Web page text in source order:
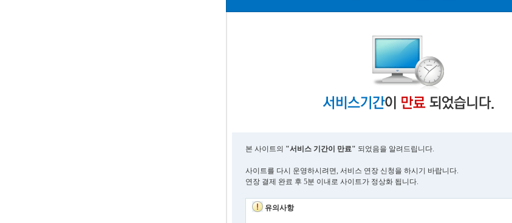
본 사이트의 "서비스 기간이 만료" 되었음을 알려드립니다.
사이트를 다시 운영하시려면, 서비스 연장 신청을 하시기 바랍니다.
연장 결제 완료 후 5분 이내로 사이트가 정상화 됩니다.
유의사항